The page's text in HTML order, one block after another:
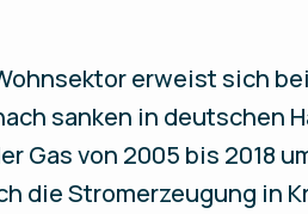
erweist sich
sanken in deutschen
von 2005 bis 2018
die Stromerzeugung in